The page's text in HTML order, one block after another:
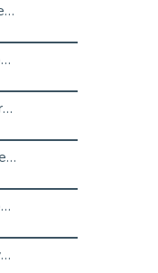
Troubles DYS et monde du travail : mieux comprendre pour mieux accompagner _ vidéo
Employeurs privés et publics : vigilance face aux démarchages liés à l’OETH en 2026
Handicap auditif en entreprise, aménagements pour sécuriser la communication - vidéo
Talents et Handicap : Le Top 10 des métiers plébiscités dans les Hauts-de-Seine
Le Tournesol : Ce symbole discret qui change la vie des personnes en situation de handicap invisible
Handicap auditif au travail : rendre l’invisible accessible